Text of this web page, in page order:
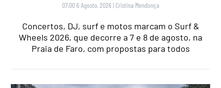
07:00 6 Agosto, 2026 | Cristina Mendonça
Concertos, DJ, surf e motos marcam o Surf &
Wheels 2026, que decorre a 7 e 8 de agosto, na
Praia de Faro, com propostas para todos